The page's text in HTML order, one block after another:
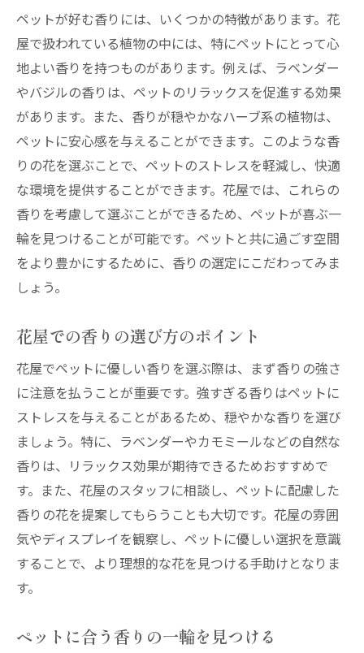
花屋が教えるペットに配慮した安全な花の選び
方
ペットの健康を守るための花選びの基準
花屋で知るべきペットに有害な花の情報
ペットに安全な花の選び方ガイド
ペットのアレルギーを考えた花屋での選択
安全性を重視したペット向けの花の種類
花屋が教えるペットと共存するための花選
び
ペットの視覚を彩る花屋での色鮮やかな一輪
ペットの視覚に優しい色選びのポイント
花の色彩がペットに与える心理的効果
ペットの視覚を考慮した花の配置法
色鮮やかな花でペットの環境を豊かにする
花屋で探すペットの生活空間にぴったりの花と
は
ペットの生活空間に合う花の選び方
花屋で取り入れるべきペット向けの植物
ペットの活動を考慮した空間演出
花屋が提案するペット空間の花の配置
ペットが好む香りには、いくつかの特徴があります。花
屋で扱われている植物の中には、特にペットにとって心
地よい香りを持つものがあります。例えば、ラベンダー
やバジルの香りは、ペットのリラックスを促進する効果
があります。また、香りが穏やかなハーブ系の植物は、
ペットに安心感を与えることができます。このような香
りの花を選ぶことで、ペットのストレスを軽減し、快適
な環境を提供することができます。花屋では、これらの
香りを考慮して選ぶことができるため、ペットが喜ぶ一
輪を見つけることが可能です。ペットと共に過ごす空間
をより豊かにするために、香りの選定にこだわってみま
しょう。
花屋での香りの選び方のポイント
花屋でペットに優しい香りを選ぶ際は、まず香りの強さ
に注意を払うことが重要です。強すぎる香りはペットに
ストレスを与えることがあるため、穏やかな香りを選び
ましょう。特に、ラベンダーやカモミールなどの自然な
香りは、リラックス効果が期待できるためおすすめで
す。また、花屋のスタッフに相談し、ペットに配慮した
香りの花を提案してもらうことも大切です。花屋の雰囲
気やディスプレイを観察し、ペットに優しい選択を意識
することで、より理想的な花を見つける手助けとなりま
す。
ペットに合う香りの一輪を見つける